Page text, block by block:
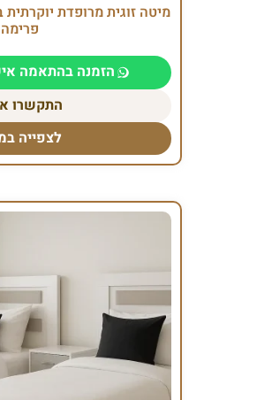
מיטה זוגית מרופדת
פרימה
הזמנה בהתאמה
התקשרו
לצפייה